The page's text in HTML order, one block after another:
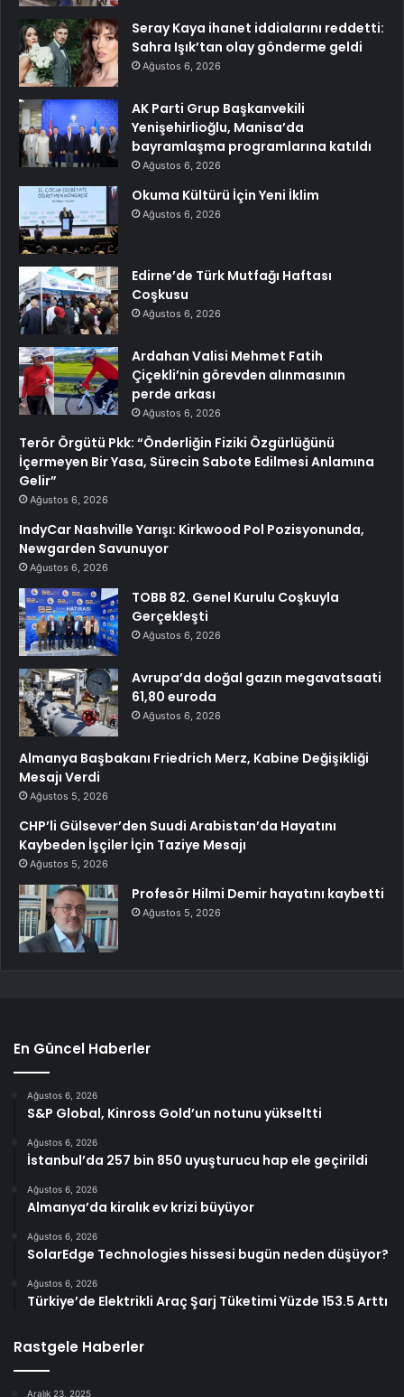
Seray Kaya ihanet iddialarını reddetti:
Sahra Işık’tan olay gönderme geldi
Ağustos 6, 2026
AK Parti Grup Başkanvekili
Yenişehirlioğlu, Manisa’da
bayramlaşma programlarına katıldı
Ağustos 6, 2026
Okuma Kültürü İçin Yeni İklim
Ağustos 6, 2026
Edirne’de Türk Mutfağı Haftası
Coşkusu
Ağustos 6, 2026
Ardahan Valisi Mehmet Fatih
Çiçekli’nin görevden alınmasının
perde arkası
Ağustos 6, 2026
Terör Örgütü Pkk: “Önderliğin Fiziki Özgürlüğünü
İçermeyen Bir Yasa, Sürecin Sabote Edilmesi Anlamına
Gelir”
Ağustos 6, 2026
IndyCar Nashville Yarışı: Kirkwood Pol Pozisyonunda,
Newgarden Savunuyor
Ağustos 6, 2026
TOBB 82. Genel Kurulu Coşkuyla
Gerçekleşti
Ağustos 6, 2026
Avrupa’da doğal gazın megavatsaati
61,80 euroda
Ağustos 6, 2026
Almanya Başbakanı Friedrich Merz, Kabine Değişikliği
Mesajı Verdi
Ağustos 5, 2026
CHP’li Gülsever’den Suudi Arabistan’da Hayatını
Kaybeden İşçiler İçin Taziye Mesajı
Ağustos 5, 2026
Profesör Hilmi Demir hayatını kaybetti
Ağustos 5, 2026
En Güncel Haberler
Ağustos 6, 2026
S&P Global, Kinross Gold’un notunu yükseltti
Ağustos 6, 2026
İstanbul’da 257 bin 850 uyuşturucu hap ele geçirildi
Ağustos 6, 2026
Almanya’da kiralık ev krizi büyüyor
Ağustos 6, 2026
SolarEdge Technologies hissesi bugün neden düşüyor?
Ağustos 6, 2026
Türkiye’de Elektrikli Araç Şarj Tüketimi Yüzde 153.5 Arttı
Rastgele Haberler
Aralık 23, 2025